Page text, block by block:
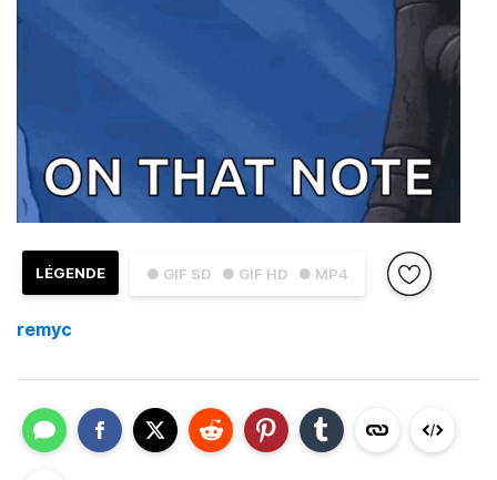
● GIF SD ● GIF HD ● MP4
LÉGENDE
remyc